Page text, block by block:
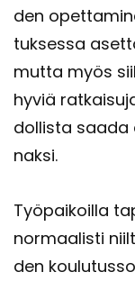
den
tuk­ses­sa
mutta myös
hyviä
dol­lis­ta saada
nak­si.
Työ­pai­koil­la
nor­maa­lis­ti
den